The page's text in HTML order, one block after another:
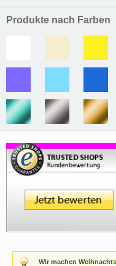
Wir machen
Produkte nach Farben